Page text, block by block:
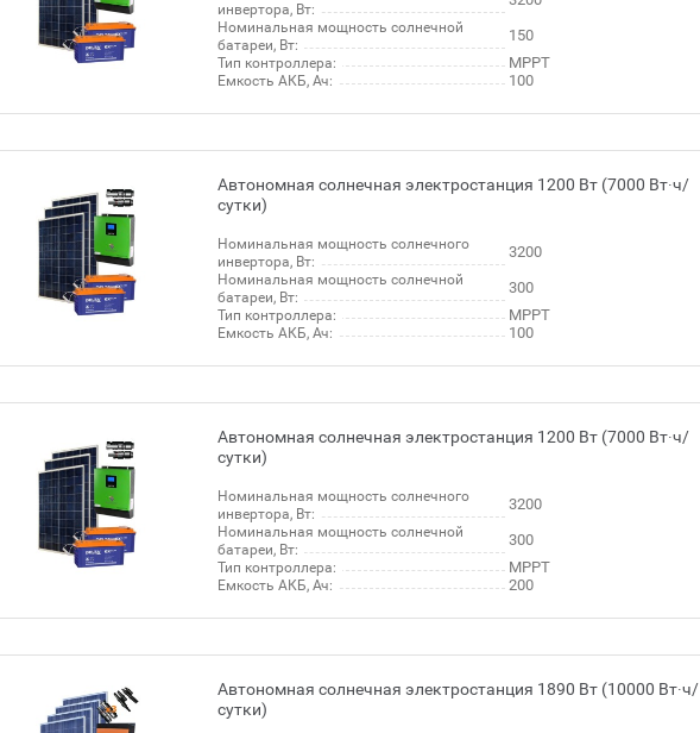
инвертора, Вт:
Номинальная мощность солнечной
батареи, Вт:
150
Тип контроллера: МРРТ
Емкость АКБ, Ач: 100
Автономная солнечная электростанция 1200 Вт (7000 Вт∙ч/
сутки)
Номинальная мощность солнечного
инвертора, Вт:
3200
Номинальная мощность солнечной
батареи, Вт:
300
Тип контроллера: МРРТ
Емкость АКБ, Ач: 100
Автономная солнечная электростанция 1200 Вт (7000 Вт∙ч/
сутки)
Номинальная мощность солнечного
инвертора, Вт:
3200
Номинальная мощность солнечной
батареи, Вт:
300
Тип контроллера: МРРТ
Емкость АКБ, Ач: 200
Автономная солнечная электростанция 1890 Вт (10000 Вт∙ч/
сутки)